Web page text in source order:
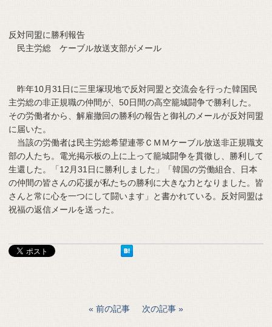
反対同盟に勝利報告
民主労総 ケーブル放送支部がメール
昨年10月31日に三里塚現地で反対同盟と交流会を行った韓国民
主労総の非正規職の仲間が、50日間の高空籠城闘争で勝利した。
その労働者から、解雇撤回の勝利の報告と御礼のメールが反対同盟
に届いた。
当該の労働者は民主労総希望連帯ＣＭＭケーブル放送非正規職支
部の人たち。電光掲示板の上に上って籠城闘争を貫徹し、勝利して
生還した。「12月31日に勝利しました」「韓国の労働組合、日本
の仲間の皆さんの応援が私たちの勝利に大きな力となりました。皆
さんと常に心を一つにして闘います」と書かれている。反対同盟は
祝福の返信メールを送った。
前の記事 次の記事